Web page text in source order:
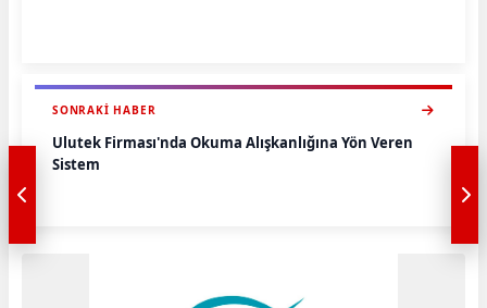
SONRAKI HABER
Ulutek Firması'nda Okuma Alışkanlığına Yön Veren
Sistem